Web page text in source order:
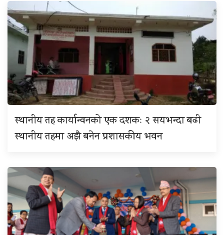
स्थानीय तह कार्यान्वनको एक दशकः २ सयभन्दा बढी
स्थानीय तहमा अझै बनेन प्रशासकीय भवन